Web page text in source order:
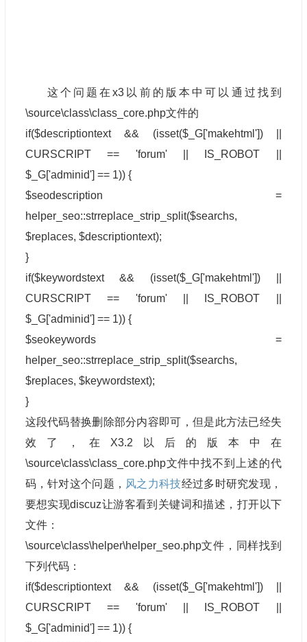
这个问题在x3以前的版本中可以通过找到
\source\class\class_core.php文件的
if($descriptiontext && (isset($_G['makehtml']) ||
CURSCRIPT == 'forum' || IS_ROBOT ||
$_G['adminid'] == 1)) {
$seodescription =
helper_seo::strreplace_strip_split($searchs,
$replaces, $descriptiontext);
}
if($keywordstext && (isset($_G['makehtml']) ||
CURSCRIPT == 'forum' || IS_ROBOT ||
$_G['adminid'] == 1)) {
$seokeywords =
helper_seo::strreplace_strip_split($searchs,
$replaces, $keywordstext);
}
这段代码替换删除部分内容即可，但是此方法已经失
效了，在X3.2以后的版本中在
\source\class\class_core.php文件中找不到上述的代
码，针对这个问题， 风之力科技经过多时研究发现，
要想实现discuz让游客看到关键词和描述，打开以下
文件：
\source\class\helper\helper_seo.php文件，同样找到
下列代码：
if($descriptiontext && (isset($_G['makehtml']) ||
CURSCRIPT == 'forum' || IS_ROBOT ||
$_G['adminid'] == 1)) {